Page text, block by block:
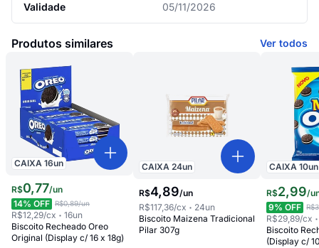
Validade 05/11/2026
Produtos similares Ver todos
CAIXA 16un
R$0,77/un
14% OFF R$0,89/un
R$12,29/cx 16un
Biscoito Recheado Oreo
Original (Display c/ 16 x 18g)
CAIXA24un
R$4,89/un
R$117,36/cx 24un
Biscoito Maizena Tradicional
Pilar 307g
CAIXA10un
R$2,99/
9% OFF
R$29,89/cx
Biscoito
(Display c/